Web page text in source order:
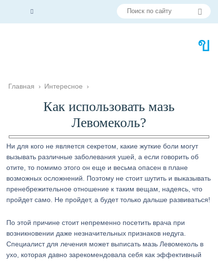
Главная › Интересное ›
Как использовать мазь
Левомеколь?
Ни для кого не является секретом, какие жуткие боли могут
вызывать различные заболевания ушей, а если говорить об
отите, то помимо этого он еще и весьма опасен в плане
возможных осложнений. Поэтому не стоит шутить и выказывать
пренебрежительное отношение к таким вещам, надеясь, что
пройдет само. Не пройдет, а будет только дальше развиваться!
По этой причине стоит непременно посетить врача при
возникновении даже незначительных признаков недуга.
Специалист для лечения может выписать мазь Левомеколь в
ухо, которая давно зарекомендовала себя как эффективный